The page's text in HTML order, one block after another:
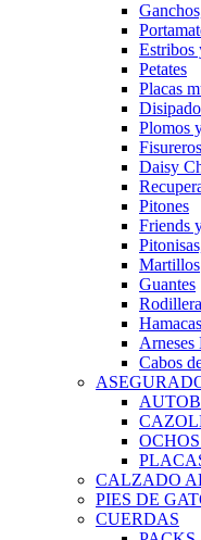
Estribos
Petates
Placas
Plomos
Fisureros
Daisy
Pitones
Friends
Martillos
Guantes
Cabos
CALZADO
PIES DE
CUERDAS